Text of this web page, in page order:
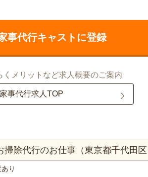
事代行キャストに登録
くメリットなど求人概要のご案内
家事代行求人TOP
除代行のお仕事（東京都千代田
り